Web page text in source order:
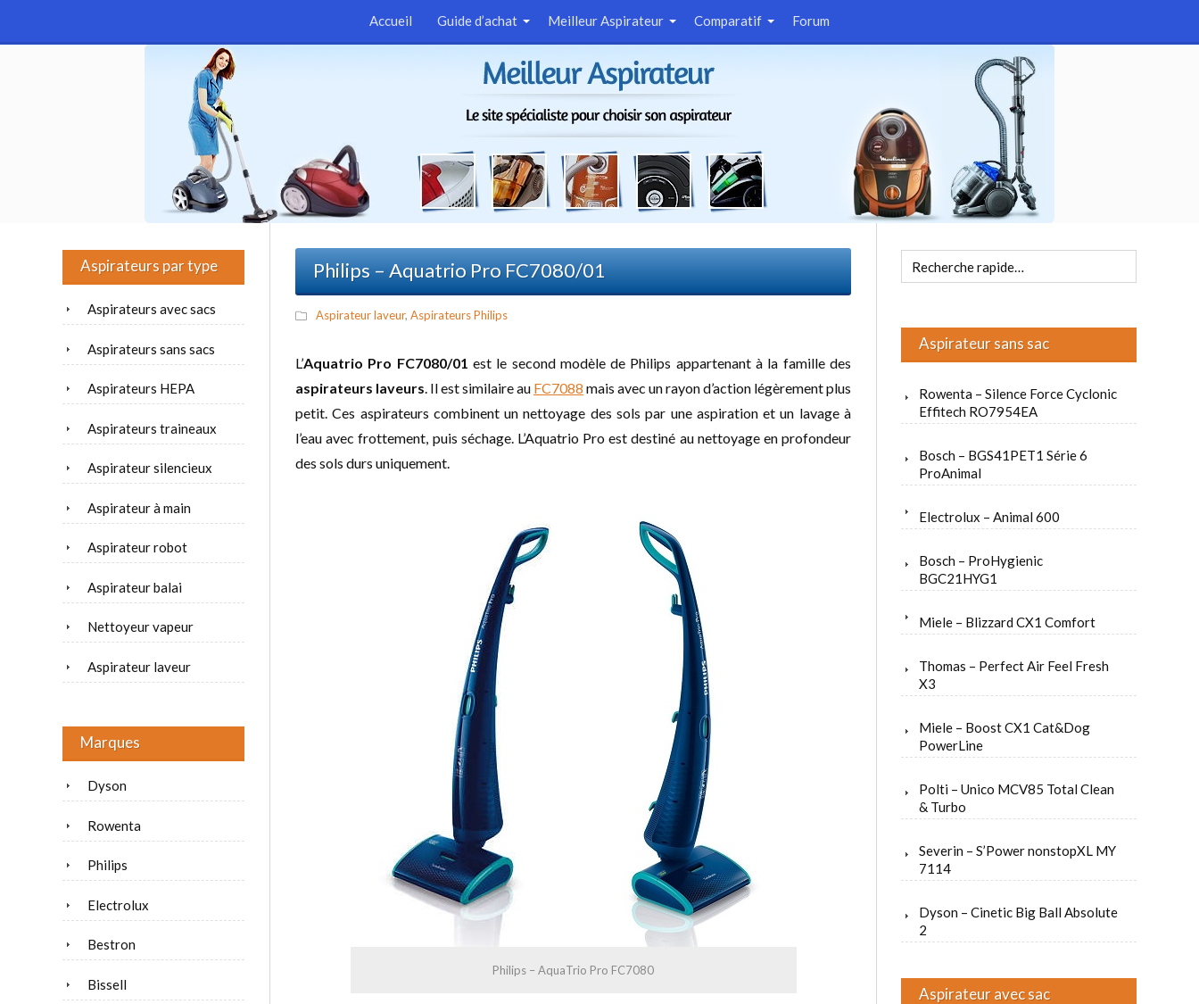
Accueil Guide d’achat Meilleur Aspirateur Comparatif Forum
Philips – Aquatrio Pro FC7080/01
Aspirateur laveur, Aspirateurs Philips
L’Aquatrio Pro FC7080/01 est le second modèle de Philips appartenant à la famille des
aspirateurs laveurs. Il est similaire au FC7088 mais avec un rayon d’action légèrement plus
petit. Ces aspirateurs combinent un nettoyage des sols par une aspiration et un lavage à
l’eau avec frottement, puis séchage. L’Aquatrio Pro est destiné au nettoyage en profondeur
des sols durs uniquement.
Philips – AquaTrio Pro FC7080
Aspirateur sans sac
Rowenta – Silence Force Cyclonic
Effitech RO7954EA
Bosch – BGS41PET1 Série 6
ProAnimal
Electrolux – Animal 600
Bosch – ProHygienic
BGC21HYG1
Miele – Blizzard CX1 Comfort
Thomas – Perfect Air Feel Fresh
X3
Miele – Boost CX1 Cat&Dog
PowerLine
Polti – Unico MCV85 Total Clean
& Turbo
Severin – S’Power nonstopXL MY
7114
Dyson – Cinetic Big Ball Absolute
2
Aspirateur avec sac
Aspirateurs par type
Aspirateurs avec sacs
Aspirateurs sans sacs
Aspirateurs HEPA
Aspirateurs traineaux
Aspirateur silencieux
Aspirateur à main
Aspirateur robot
Aspirateur balai
Nettoyeur vapeur
Aspirateur laveur
Marques
Dyson
Rowenta
Philips
Electrolux
Bestron
Bissell